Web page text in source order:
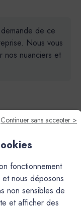
de ce
Nous vous
nos nuanciers et
Continuer sans accepter >
fonctionnement
nous déposons
non sensibles de
et afficher des